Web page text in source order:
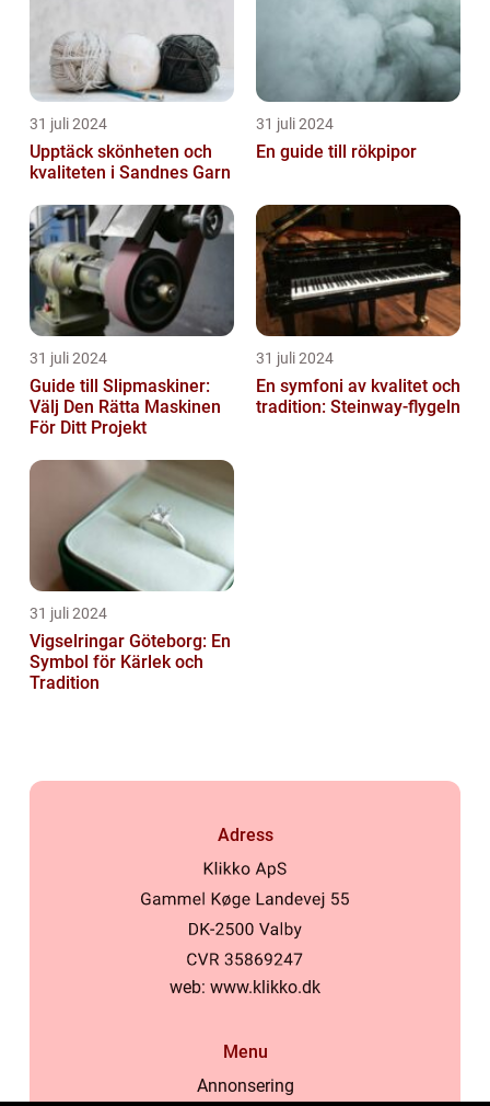
31 juli 2024
Upptäck skönheten och
kvaliteten i Sandnes Garn
31 juli 2024
En guide till rökpipor
31 juli 2024
Guide till Slipmaskiner:
Välj Den Rätta Maskinen
För Ditt Projekt
31 juli 2024
En symfoni av kvalitet och
tradition: Steinway-flygeln
31 juli 2024
Vigselringar Göteborg: En
Symbol för Kärlek och
Tradition
Adress
web: www.klikko.dk
Menu
Annonsering